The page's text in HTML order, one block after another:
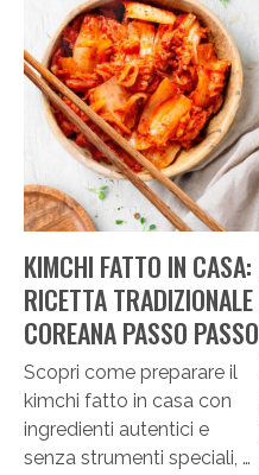
KIMCHI FATTO IN CASA:
RICETTA TRADIZIONALE
COREANA PASSO PASSO
Scopri come preparare il
kimchi fatto in casa con
ingredienti autentici e
senza strumenti speciali, …